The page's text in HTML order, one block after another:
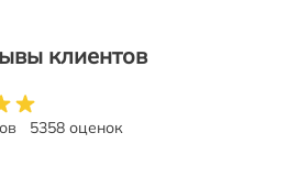
клиентов
5358 оценок